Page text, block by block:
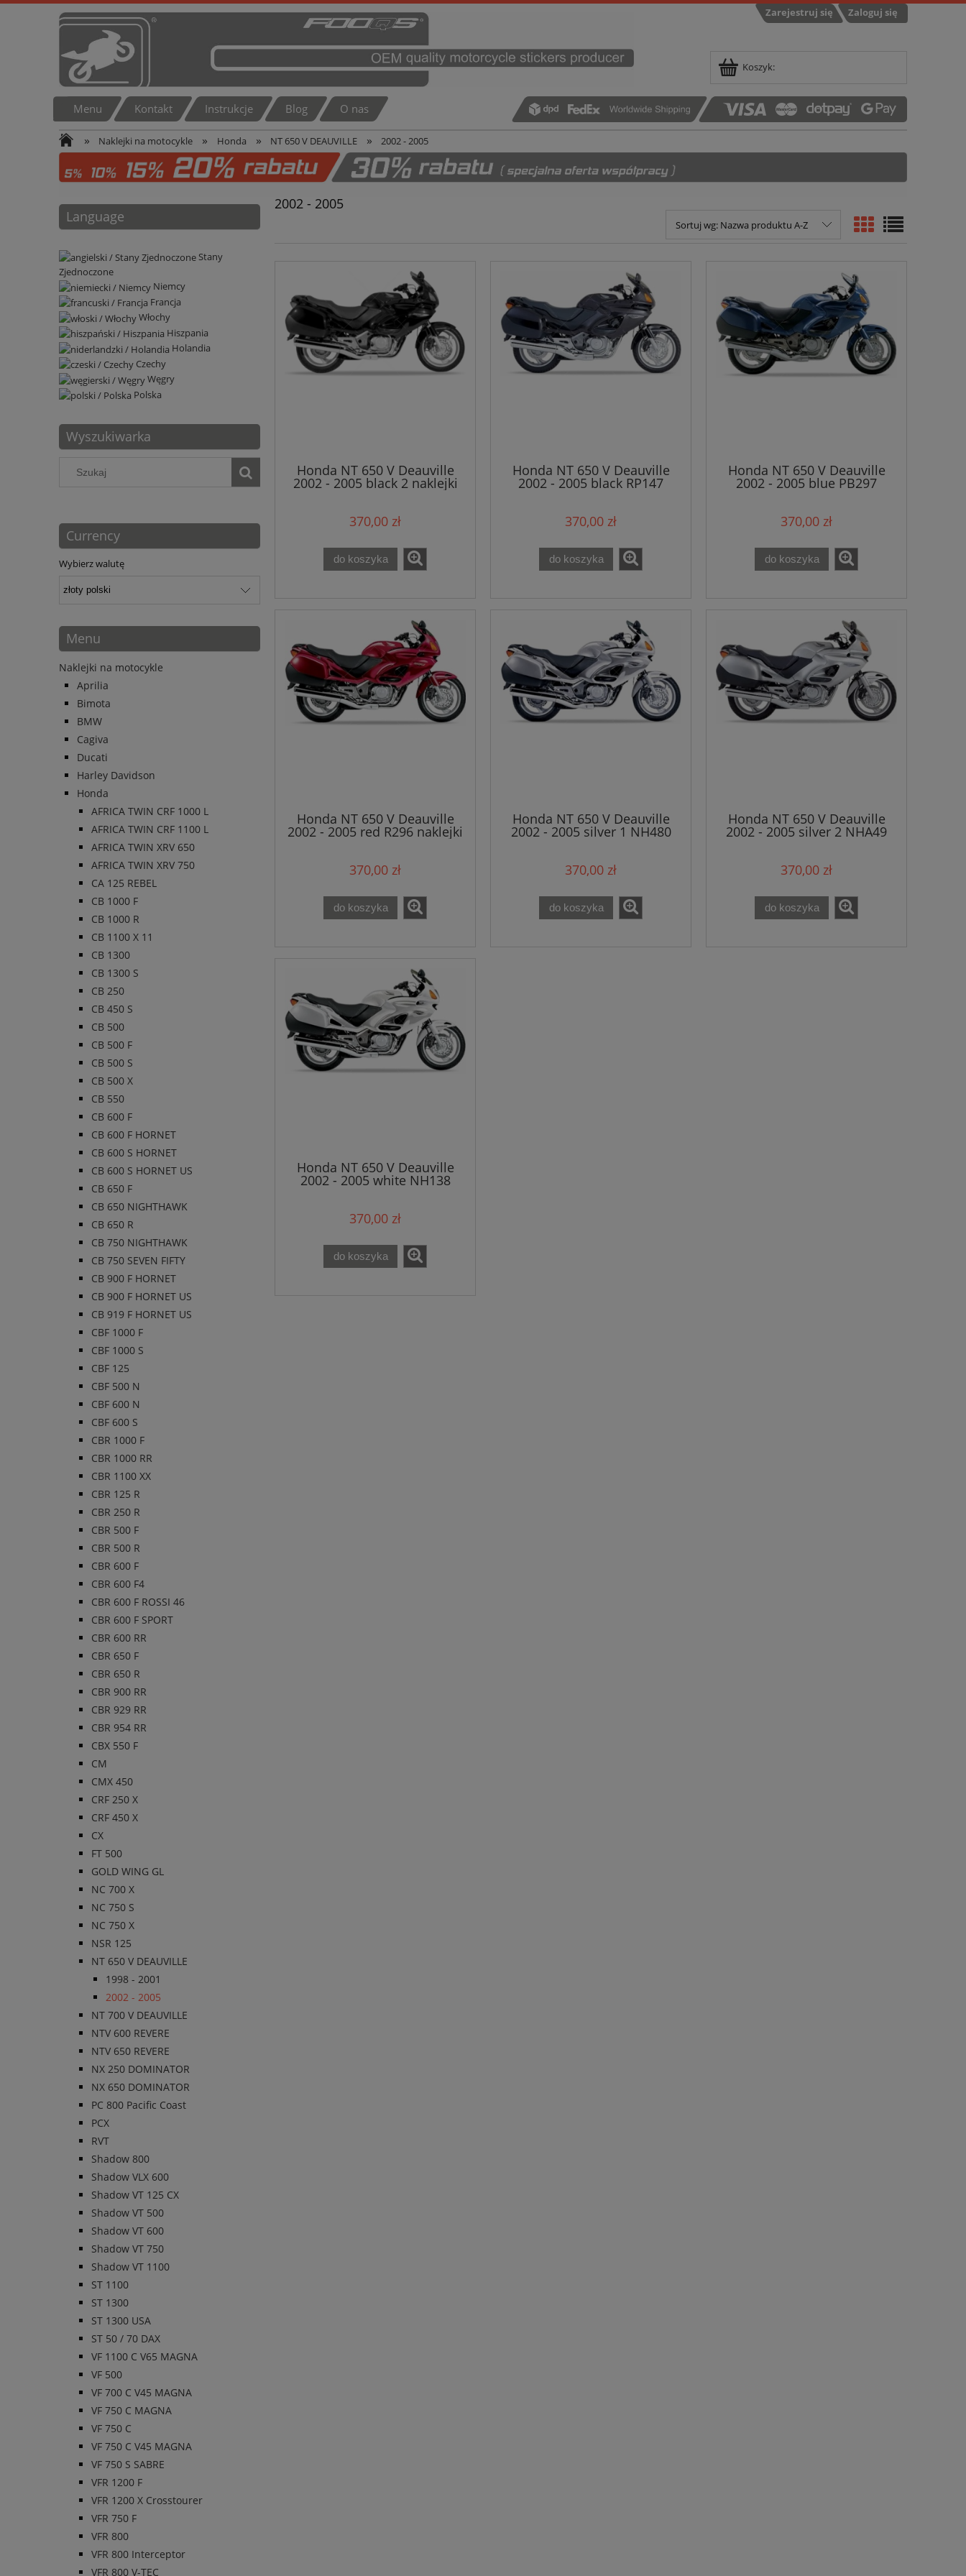
Zarejestruj się Zaloguj się
Koszyk:
Menu Kontakt Instrukcje Blog O nas
» Naklejki na motocykle » Honda » NT 650 V DEAUVILLE » 2002 - 2005
Language
Stany
Zjednoczone
Niemcy
Francja
Włochy
Hiszpania
Holandia
Czechy
Węgry
Polska
Wyszukiwarka
Currency
Wybierz walutę
Menu
Naklejki na motocykle
Aprilia
Bimota
BMW
Cagiva
Ducati
Harley Davidson
Honda
AFRICA TWIN CRF 1000 L
AFRICA TWIN CRF 1100 L
AFRICA TWIN XRV 650
AFRICA TWIN XRV 750
CA 125 REBEL
CB 1000 F
CB 1000 R
CB 1100 X 11
CB 1300
CB 1300 S
CB 250
CB 450 S
CB 500
CB 500 F
CB 500 S
CB 500 X
CB 550
CB 600 F
CB 600 F HORNET
CB 600 S HORNET
CB 600 S HORNET US
CB 650 F
CB 650 NIGHTHAWK
CB 650 R
CB 750 NIGHTHAWK
CB 750 SEVEN FIFTY
CB 900 F HORNET
CB 900 F HORNET US
CB 919 F HORNET US
CBF 1000 F
CBF 1000 S
CBF 125
CBF 500 N
CBF 600 N
CBF 600 S
CBR 1000 F
CBR 1000 RR
CBR 1100 XX
CBR 125 R
CBR 250 R
CBR 500 F
CBR 500 R
CBR 600 F
CBR 600 F4
CBR 600 F ROSSI 46
CBR 600 F SPORT
CBR 600 RR
CBR 650 F
CBR 650 R
CBR 900 RR
CBR 929 RR
CBR 954 RR
CBX 550 F
CM
CMX 450
CRF 250 X
CRF 450 X
CX
FT 500
GOLD WING GL
NC 700 X
NC 750 S
NC 750 X
NSR 125
NT 650 V DEAUVILLE
1998 - 2001
2002 - 2005
NT 700 V DEAUVILLE
NTV 600 REVERE
NTV 650 REVERE
NX 250 DOMINATOR
NX 650 DOMINATOR
PC 800 Pacific Coast
PCX
RVT
Shadow 800
Shadow VLX 600
Shadow VT 125 CX
Shadow VT 500
Shadow VT 600
Shadow VT 750
Shadow VT 1100
ST 1100
ST 1300
ST 1300 USA
ST 50 / 70 DAX
VF 1100 C V65 MAGNA
VF 500
VF 700 C V45 MAGNA
VF 750 C MAGNA
VF 750 C
VF 750 C V45 MAGNA
VF 750 S SABRE
VFR 1200 F
VFR 1200 X Crosstourer
VFR 750 F
VFR 800
VFR 800 Interceptor
VFR 800 V-TEC
2002 - 2005
Sortuj wg: Nazwa produktu A-Z
Honda NT 650 V Deauville
2002 - 2005 black 2 naklejki
370,00 zł
do koszyka
Honda NT 650 V Deauville
2002 - 2005 black RP147
370,00 zł
do koszyka
Honda NT 650 V Deauville
2002 - 2005 blue PB297
370,00 zł
do koszyka
Honda NT 650 V Deauville
2002 - 2005 red R296 naklejki
370,00 zł
do koszyka
Honda NT 650 V Deauville
2002 - 2005 silver 1 NH480
370,00 zł
do koszyka
Honda NT 650 V Deauville
2002 - 2005 silver 2 NHA49
370,00 zł
do koszyka
Honda NT 650 V Deauville
2002 - 2005 white NH138
370,00 zł
do koszyka